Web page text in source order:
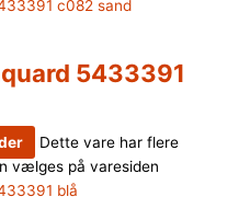
5433391
Dette vare har flere
vælges på varesiden